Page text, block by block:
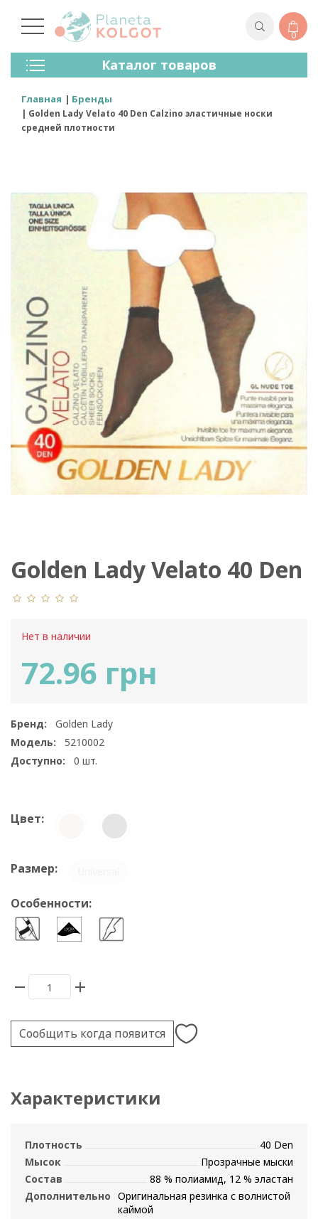
0
Каталог товаров
Колготки
Чулки
Лосины (леггинсы)
Носки И Гольфы
Главная Бренды
Golden Lady Velato 40 Den Calzino эластичные носки
средней плотности
Golden Lady Velato 40 Den
Calzino
Нет в наличии
72.96 грн
Бренд:
Golden Lady
Модель:
5210002
Доступно:
0 шт.
Цвет:
Размер:
Особенности:
Сообщить когда появится
Характеристики
Плотность
40 Den
Мысок
Прозрачные мыски
Состав
88 % полиамид, 12 % эластан
Дополнительно Оригинальная резинка с волнистой
каймой